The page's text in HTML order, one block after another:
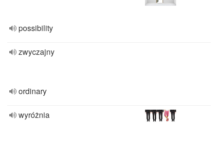
possibility
zwyczajny
ordinary
wyróżnia